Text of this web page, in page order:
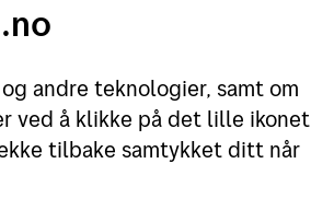
andre teknologier, samt om
ved å klikke på det lille ikonet
tilbake samtykket ditt når